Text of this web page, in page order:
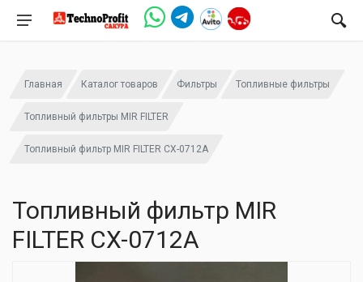
Главная Каталог товаров Фильтры Топливные фильтры
Топливный фильтры MIR FILTER
Топливный фильтр MIR FILTER CX-0712A
Топливный фильтр MIR
FILTER CX-0712A